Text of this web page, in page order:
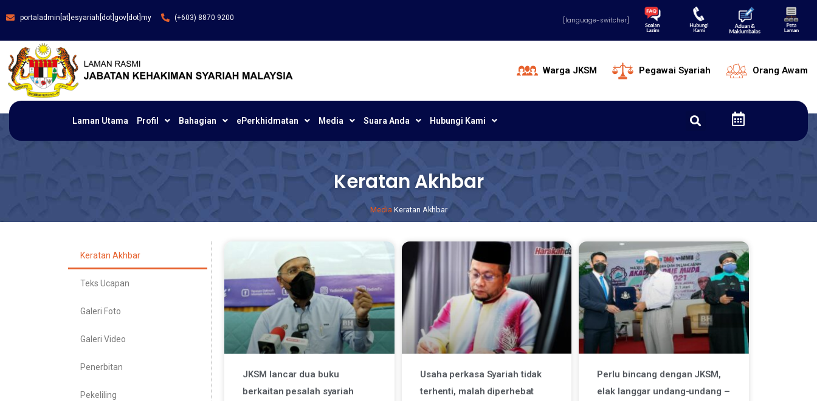
portaladmin[at]esyariah[dot]gov[dot]my (+603) 8870 9200 [language-switcher]
Warga JKSM Pegawai Syariah Orang Awam
Laman Utama Profil Bahagian ePerkhidmatan Media Suara Anda Hubungi Kami
Keratan Akhbar
Media Keratan Akhbar
Keratan Akhbar
Teks Ucapan
Galeri Foto
Galeri Video
Penerbitan
Pekeliling
JKSM lancar dua buku
berkaitan pesalah syariah
Usaha perkasa Syariah tidak
terhenti, malah diperhebat
Perlu bincang dengan JKSM,
elak langgar undang-undang –